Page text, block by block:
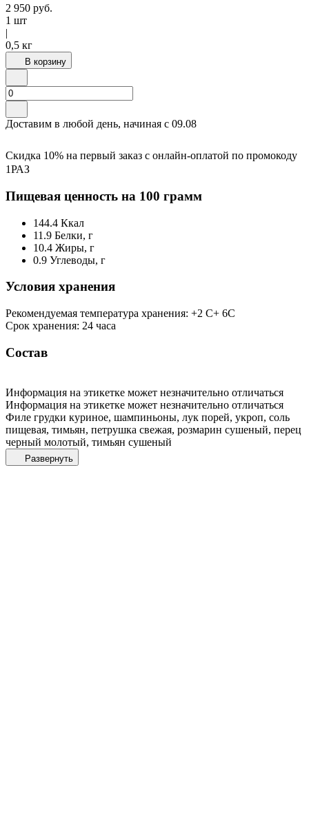
2 950 руб.
1 шт
|
0,5 кг
В корзину
Доставим в любой день, начиная с 09.08
Скидка 10% на первый заказ с онлайн-оплатой по промокоду
1РАЗ
Пищевая ценность на 100 грамм
144.4 Ккал
11.9 Белки, г
10.4 Жиры, г
0.9 Углеводы, г
Условия хранения
Рекомендуемая температура хранения: +2 С+ 6С
Срок хранения: 24 часа
Состав
Информация на этикетке может незначительно отличаться
Информация на этикетке может незначительно отличаться
Филе грудки куриное, шампиньоны, лук порей, укроп, соль
пищевая, тимьян, петрушка свежая, розмарин сушеный, перец
черный молотый, тимьян сушеный
Развернуть